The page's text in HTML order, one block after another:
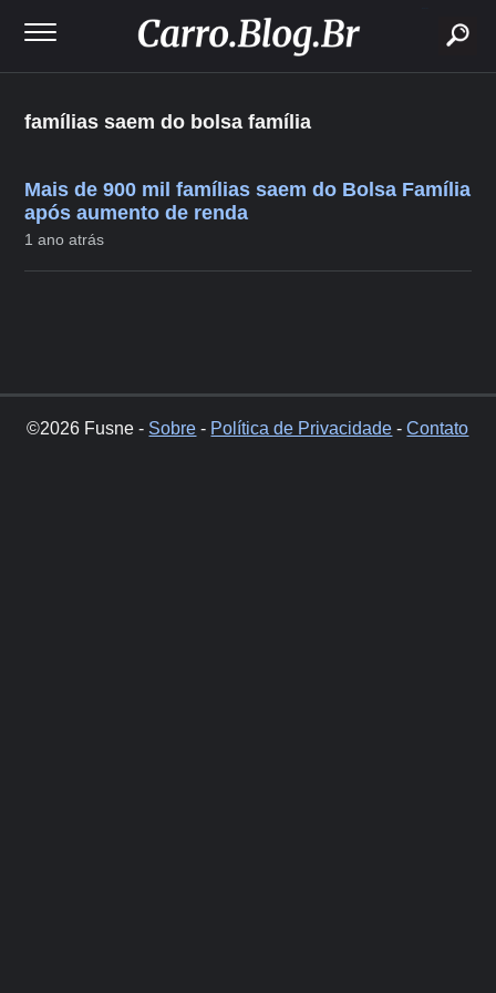
famílias saem do bolsa família
Mais de 900 mil famílias saem do Bolsa Família
após aumento de renda
1 ano atrás
©2026 Fusne - Sobre - Política de Privacidade -Contato